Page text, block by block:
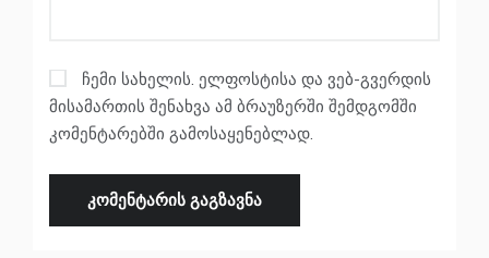
ჩემი სახელის. ელფოსტისა და ვებ-გვერდის
მისამართის შენახვა ამ ბრაუზერში შემდგომში
კომენტარებში გამოსაყენებლად.